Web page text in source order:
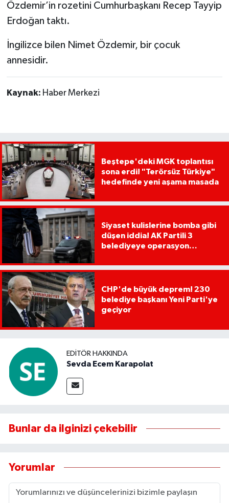
Özdemir’in rozetini Cumhurbaşkanı Recep Tayyip
Erdoğan taktı.
İngilizce bilen Nimet Özdemir, bir çocuk
annesidir.
Kaynak: Haber Merkezi
Beştepe'deki MGK toplantısı
sona erdi! "Terörsüz Türkiye"
hedefinde yeni aşama masada
Siyaset kulislerine bomba gibi
düşen iddia! AK Partili 3
belediyeye operasyon
CHP'de büyük deprem! 230
belediye başkanı Yeni Parti'ye
geçiyor
EDITÖR HAKKINDA
Sevda Ecem Karapolat
Bunlar da ilginizi çekebilir
Yorumlar